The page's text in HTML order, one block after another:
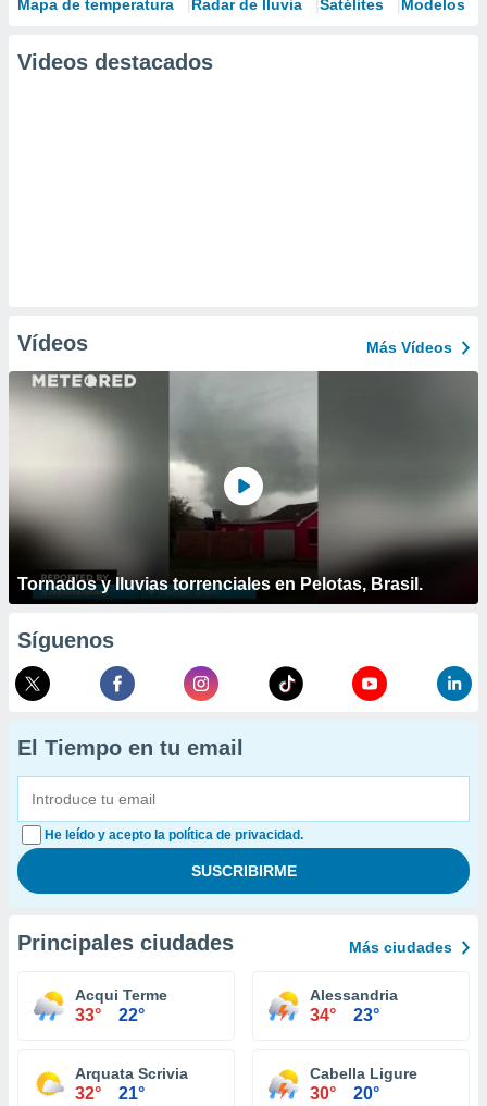
Mapa de temperatura Radar de lluvia Satélites Modelos
Videos destacados
Vídeos Más Vídeos
Tornados y lluvias torrenciales en Pelotas, Brasil.
Síguenos
El Tiempo en tu email
He leído y acepto la política de privacidad.
Principales ciudades Más ciudades
Acqui Terme
33° 22°
Alessandria
34° 23°
Arquata Scrivia
32° 21°
Cabella Ligure
30° 20°